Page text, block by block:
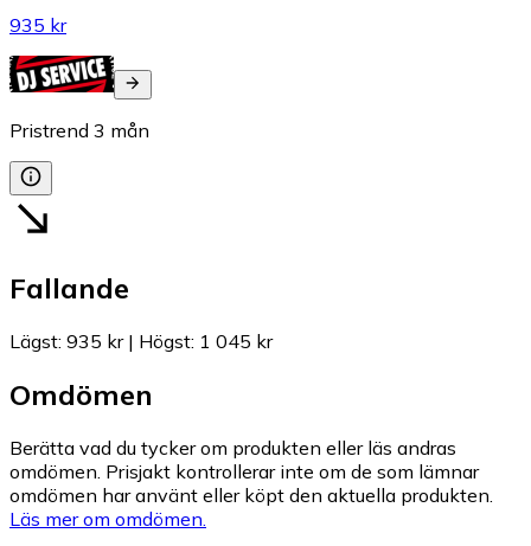
935 kr
Pristrend 3 mån
Fallande
Lägst: 935 kr| Högst: 1 045 kr
Omdömen
Berätta vad du tycker om produkten eller läs andras
omdömen. Prisjakt kontrollerar inte om de som lämnar
omdömen har använt eller köpt den aktuella produkten.
Läs mer om omdömen.